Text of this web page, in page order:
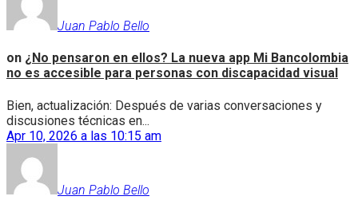
Juan Pablo Bello
on ¿No pensaron en ellos? La nueva app Mi Bancolombia
no es accesible para personas con discapacidad visual
Bien, actualización: Después de varias conversaciones y
discusiones técnicas en...
Apr 10, 2026 a las 10:15 am
Juan Pablo Bello